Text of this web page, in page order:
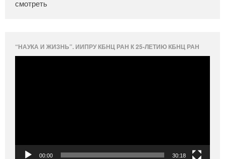
смотреть
“НАУКА И ЖИЗНЬ”. ИИПРУ КБНЦ РАН К 25-ЛЕТИЮ КБНЦ РАН
00:00 30:18